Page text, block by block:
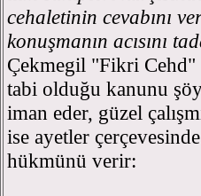
cehaletinin cevabını
konuşmanın acısını
Çekmegil "Fikri Cehd"
tabi olduğu kanunu
iman eder, güzel
ise ayetler
hükmünü verir: